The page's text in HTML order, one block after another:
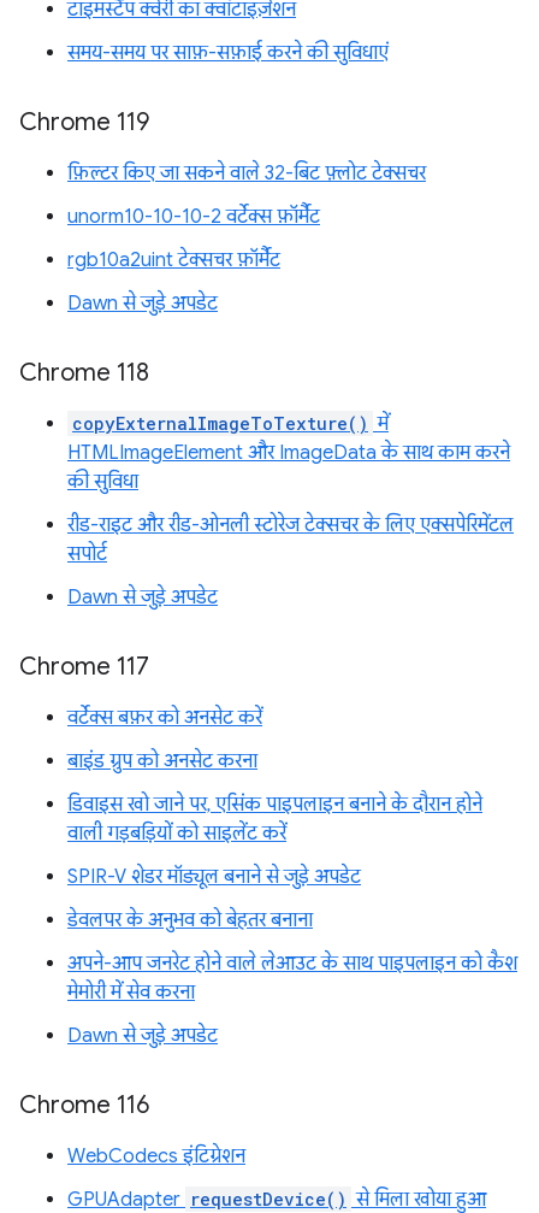
टाइमस्टैंप क्वेरी का क्वांटाइज़ेशन
समय-समय पर साफ़-सफ़ाई करने की सुविधाएं
Chrome 119
फ़िल्टर किए जा सकने वाले 32-बिट फ़्लोट टेक्सचर
unorm10-10-10-2 वर्टेक्स फ़ॉर्मैट
rgb10a2uint टेक्सचर फ़ॉर्मैट
Dawn से जुड़े अपडेट
Chrome 118
copyExternalImageToTexture() में
HTMLImageElement और ImageData के साथ काम करने
की सुविधा
रीड-राइट और रीड-ओनली स्टोरेज टेक्सचर के लिए एक्सपेरिमेंटल
सपोर्ट
Dawn से जुड़े अपडेट
Chrome 117
वर्टेक्स बफ़र को अनसेट करें
बाइंड ग्रुप को अनसेट करना
डिवाइस खो जाने पर, एसिंक पाइपलाइन बनाने के दौरान होने
वाली गड़बड़ियों को साइलेंट करें
SPIR-V शेडर मॉड्यूल बनाने से जुड़े अपडेट
डेवलपर के अनुभव को बेहतर बनाना
अपने-आप जनरेट होने वाले लेआउट के साथ पाइपलाइन को कैश
मेमोरी में सेव करना
Dawn से जुड़े अपडेट
Chrome 116
WebCodecs इंटिग्रेशन
GPUAdapter requestDevice() से मिला खोया हुआ